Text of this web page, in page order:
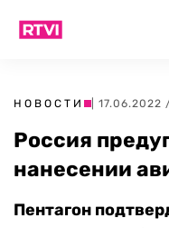
НОВОСТИ | 17.06.2022
Россия
нанесении
Пентагон